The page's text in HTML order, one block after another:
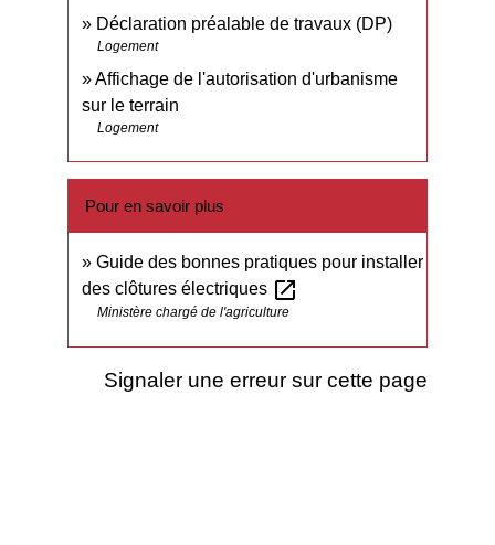
Déclaration préalable de travaux (DP)
Logement
Affichage de l'autorisation d'urbanisme
sur le terrain
Logement
Pour en savoir plus
Guide des bonnes pratiques pour installer
des clôtures électriques open_in_new
Ministère chargé de l'agriculture
Signaler une erreur sur cette page